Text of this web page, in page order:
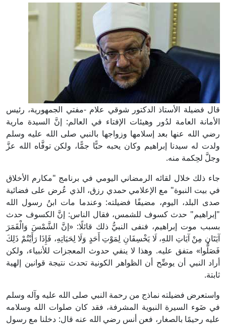
قال فضيلة الأستاذ الدكتور شوقي علام -مفتي الجمهورية، رئيس
الأمانة العامة لدُور وهيئات الإفتاء في العالم: إنَّ السيدة مارية
رضي الله عنها بعد إسلامها وزواجها بالنبي صلى الله عليه وسلم
ولدت له سيدنا إبراهيم وكان يحبه حبًّا جمًّا، ولكن توفَّاه الله عزَّ
وجلَّ لحِكمة منه.
جاء ذلك خلال لقائه الرمضاني اليومي في برنامج "مكارم الأخلاق
في بيت النبوة" مع الإعلامي حمدي رزق، الذي عُرض على فضائية
صدى البلد، اليوم، مضيفًا فضيلته: وعندما مات ابنُ رسول الله
"إبراهيم" حدث كسوف للشمس، فقال الناس: إنَّ الكسوف حدث
بسبب موت إبراهيم، فنفى النبيُّ ذلك قائلًا: «إنَّ الشَّمْسَ وَالْقَمَرَ
آيَتَانِ مِنْ آيَاتِ اللهِ، لَا يَخْسِفَانِ لِمَوْتِ أَحَدٍ وَلَا لِحَيَاتِهِ، فَإِذَا رَأَيْتُمْ ذَلِكَ
فَصَلُّوا» متفق عليه. وهذا لا ينفي حدوث المعجزات للأنبياء، ولكن
أراد النبي أن يوضِّح أن الظواهر الكونية تحدث نتيجة قوانين إلهية
ثابتة.
واستعرض فضيلته نماذج من رحمة النبي صلى الله عليه وآله وسلم
في ضَوء السيرة النبوية المشرفة، فقد كان صلوات الله وسلامه
عليه رحيمًا بالصغار، فعن أنس رضي الله عنه قال: دخلنا مع رسول